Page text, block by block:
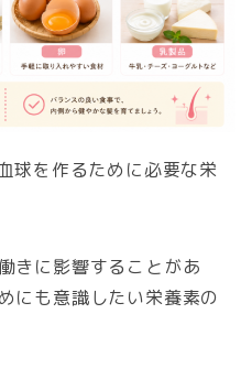
球を作るために必要な栄
きに影響することがあ
にも意識したい栄養素の